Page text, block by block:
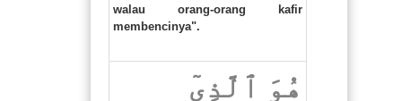
walau orang-orang kafir
membencinya".
هُوَ ٱلَّذِىٓ